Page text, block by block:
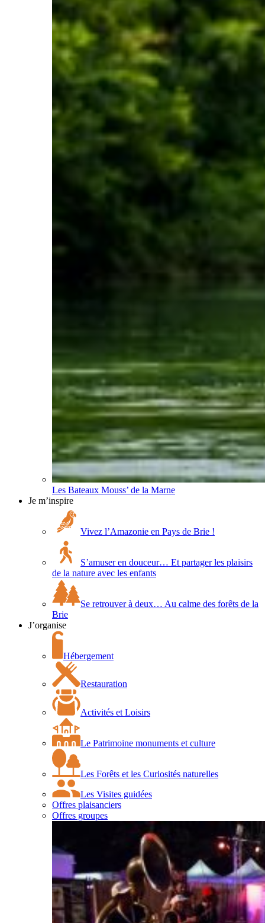
Les Bateaux Mouss’ de la Marne
Je m’inspire
Vivez l’Amazonie en Pays de Brie !
S’amuser en douceur… Et partager les plaisirs
de la nature avec les enfants
Se retrouver à deux… Au calme des forêts de la
Brie
J’organise
Hébergement
Restauration
Activités et Loisirs
Le Patrimoine monuments et culture
Les Forêts et les Curiosités naturelles
Les Visites guidées
Offres plaisanciers
Offres groupes